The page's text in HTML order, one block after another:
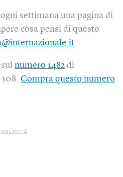
settimana una pagina di
cosa pensi di questo
numero 1482 di
Compra questo numero